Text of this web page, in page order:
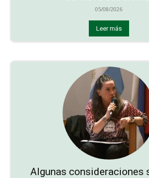
05/08/2026
Leer más
Algunas consideraciones